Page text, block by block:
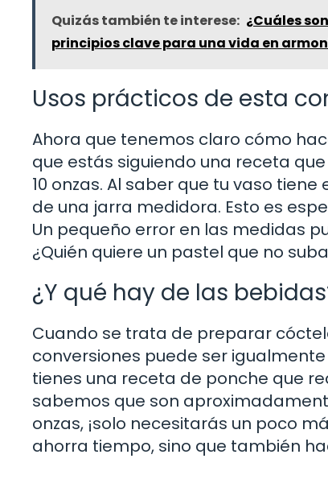
Quizás también te interese: ¿Cuáles
principios clave para una vida en
Usos prácticos de esta
Ahora que tenemos claro cómo
que estás siguiendo una receta
10 onzas. Al saber que tu vaso
de una jarra medidora. Esto es
Un pequeño error en las medidas
¿Quién quiere un pastel que no
¿Y qué hay de las
Cuando se trata de preparar
conversiones puede ser
tienes una receta de ponche que
sabemos que son
onzas, ¡solo necesitarás un poco
ahorra tiempo, sino que también